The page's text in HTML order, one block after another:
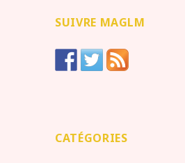
SUIVRE MAGLM
CATÉGORIES